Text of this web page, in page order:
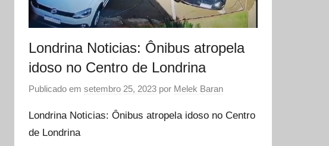
Londrina Noticias: Ônibus atropela
idoso no Centro de Londrina
Publicado em setembro 25, 2023 por Melek Baran
Londrina Noticias: Ônibus atropela idoso no Centro
de Londrina